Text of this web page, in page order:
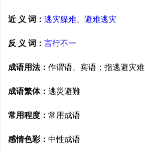
近 义 词： 逃灾躲难 避难逃灾
反 义 词： 言行不一
成语用法： 作谓语、宾语；指逃避灾难
成语繁体： 逃災避難
常用程度： 常用成语
感情色彩： 中性成语